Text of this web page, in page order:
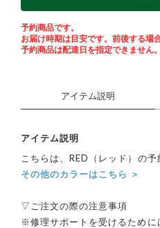
予約商品です。
お届け時期は目安です。前後する場
予約商品は配達日を指定できません。
アイテム説明
アイテム説明
こちらは、RED（レッド）の予
その他のカラーはこちら ＞
▽ご注文の際の注意事項
※修理サポートを受けるために